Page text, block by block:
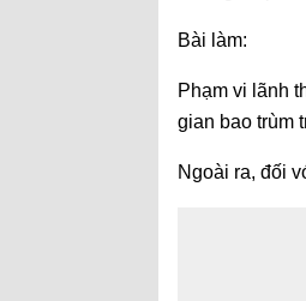
Bài làm:
Phạm vi lãnh
gian bao trùm
Ngoài ra, đối